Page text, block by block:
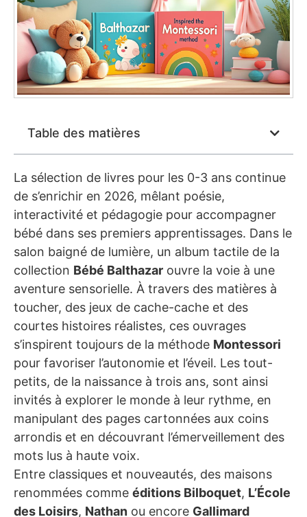
Table des matières
La sélection de livres pour les 0-3 ans continue
de s’enrichir en 2026, mêlant poésie,
interactivité et pédagogie pour accompagner
bébé dans ses premiers apprentissages. Dans le
salon baigné de lumière, un album tactile de la
collection Bébé Balthazar ouvre la voie à une
aventure sensorielle. À travers des matières à
toucher, des jeux de cache-cache et des
courtes histoires réalistes, ces ouvrages
s’inspirent toujours de la méthode Montessori
pour favoriser l’autonomie et l’éveil. Les tout-
petits, de la naissance à trois ans, sont ainsi
invités à explorer le monde à leur rythme, en
manipulant des pages cartonnées aux coins
arrondis et en découvrant l’émerveillement des
mots lus à haute voix.
Entre classiques et nouveautés, des maisons
renommées comme éditions Bilboquet, L’École
des Loisirs, Nathan ou encore Gallimard